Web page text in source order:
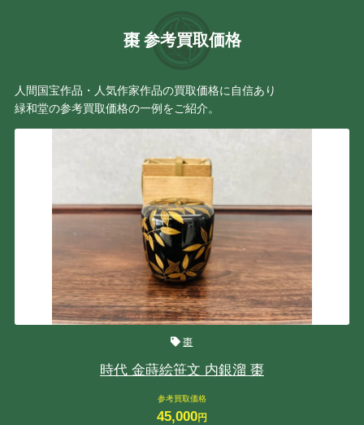
棗 参考買取価格
人間国宝作品・人気作家作品の買取価格に自信あり
緑和堂の参考買取価格の一例をご紹介。
棗
時代 金蒔絵笹文 内銀溜 棗
参考買取価格
45,000円